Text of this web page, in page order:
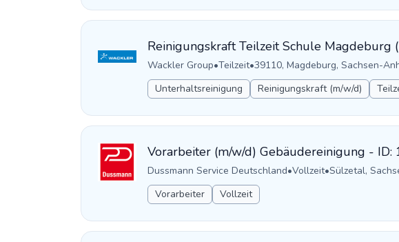
Reinigungskraft Teilzeit Schule Magdeburg
Wackler Group•Teilzeit•39110, Magdeburg, Sachsen-
Unterhaltsreinigung
Reinigungskraft (m/w/d)
Vorarbeiter (m/w/d) Gebäudereinigung - ID:
Dussmann Service Deutschland•Vollzeit•Sülzetal,
Vorarbeiter
Vollzeit